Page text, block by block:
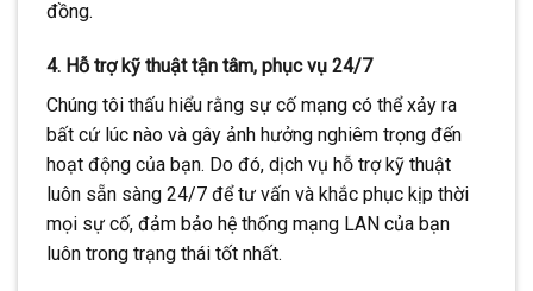
đồng.
4. Hỗ trợ kỹ thuật tận tâm, phục vụ 24/7
Chúng tôi thấu hiểu rằng sự cố mạng có thể xảy ra
bất cứ lúc nào và gây ảnh hưởng nghiêm trọng đến
hoạt động của bạn. Do đó, dịch vụ hỗ trợ kỹ thuật
luôn sẵn sàng 24/7 để tư vấn và khắc phục kịp thời
mọi sự cố, đảm bảo hệ thống mạng LAN của bạn
luôn trong trạng thái tốt nhất.